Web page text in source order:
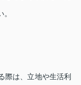
際は、立地や生活利